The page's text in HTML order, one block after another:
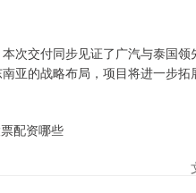
次交付同步见证了广汽与泰国
亚的战略布局，项目将进一步
配资哪些